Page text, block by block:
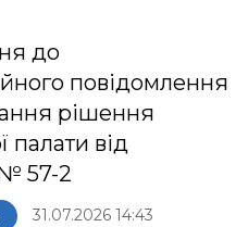
до
повідомлення
рішення
палати від
№ 57-2
31.07.2026 14:43